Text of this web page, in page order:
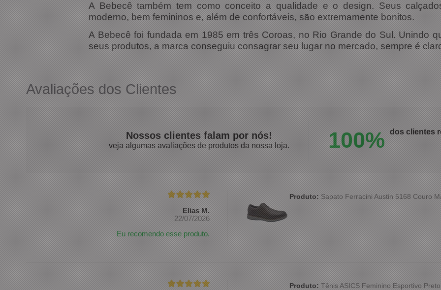
A Bebecê também tem como conceito a qualidade e o design. Seus
moderno, bem femininos e, além de confortáveis, são extremamente bonitos.
A Bebecê foi fundada em 1985 em três Coroas, no Rio Grande do Sul. Unindo
seus produtos, a marca conseguiu consagrar seu lugar no mercado, sempre é
Avaliações dos Clientes
Nossos clientes falam por nós!
veja algumas avaliações de produtos da nossa loja. 100% dos clientes
Elias M.
22/07/2026
Eu recomendo esse produto.
Produto:Sapato Ferracini Austin 5168 Couro
Produto:Tênis ASICS Feminino Esportivo